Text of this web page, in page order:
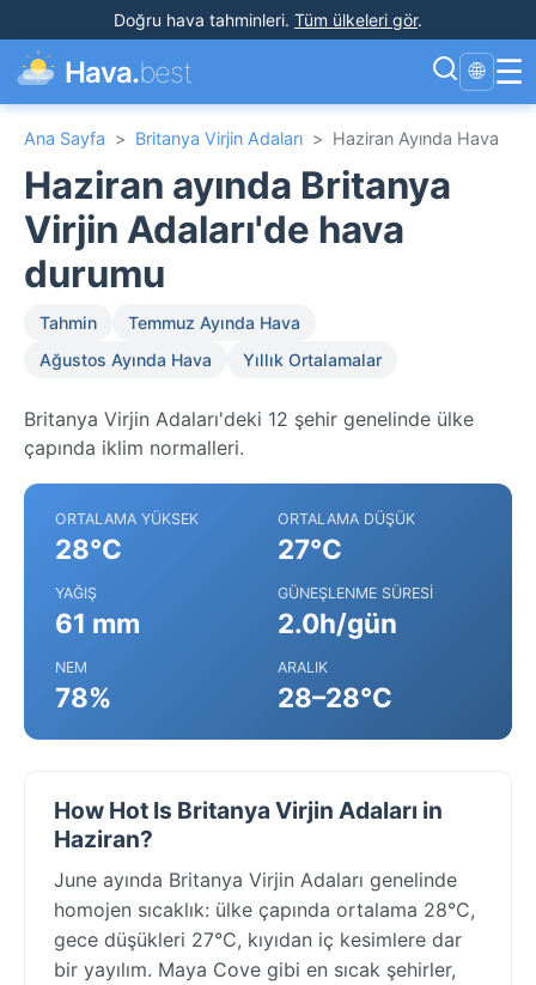
Doğru hava tahminleri. Tüm ülkeleri gör.
Hava.best 🌐 ☰
Ana Sayfa > Britanya Virjin Adaları > Haziran Ayında Hava
Haziran ayında Britanya
Virjin Adaları'de hava
durumu
Tahmin
Temmuz Ayında Hava
Ağustos Ayında Hava
Yıllık Ortalamalar
Britanya Virjin Adaları'deki 12 şehir genelinde ülke
çapında iklim normalleri.
ORTALAMA YÜKSEK
28°C
ORTALAMA DÜŞÜK
27°C
YAĞIŞ
61 mm
GÜNEŞLENME SÜRESI
2.0h/gün
NEM
78%
ARALIK
28–28°C
How Hot Is Britanya Virjin Adaları in
Haziran?
June ayında Britanya Virjin Adaları genelinde
homojen sıcaklık: ülke çapında ortalama 28°C,
gece düşükleri 27°C, kıyıdan iç kesimlere dar
bir yayılım. Maya Cove gibi en sıcak şehirler,